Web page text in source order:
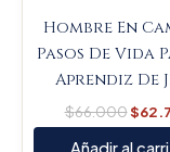
Hombre En
Pasos De Vida
Aprendiz De
$66.000$
Añadir al